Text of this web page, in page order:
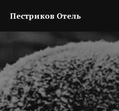
Пестриков Отель